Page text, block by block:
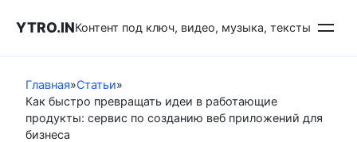
YTRO.INКонтент под ключ, видео, музыка, тексты
Главная»Статьи»
Как быстро превращать идеи в работающие
продукты: сервис по созданию веб приложений для
бизнеса